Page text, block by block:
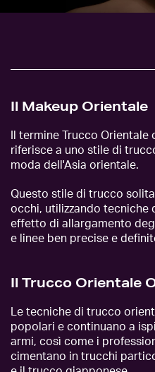
Il Makeup Orientale
Il termine Trucco
riferisce a uno stile di
moda dell'Asia orientale.
Questo stile di trucco
occhi, utilizzando tecniche
effetto di allargamento
e linee ben precise e
Il Trucco Orientale
Le tecniche di trucco
popolari e continuano a
armi, così come i
cimentano in trucchi